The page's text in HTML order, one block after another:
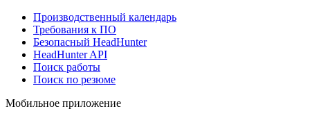
Производственный календарь
Требования к ПО
Безопасный HeadHunter
HeadHunter API
Поиск работы
Поиск по резюме
Мобильное приложение